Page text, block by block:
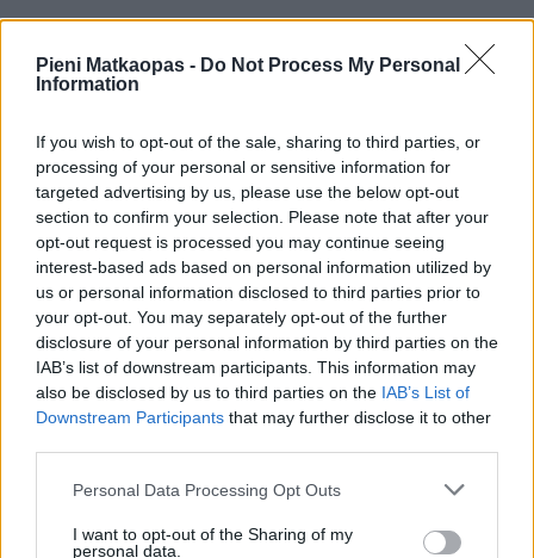
Pieni Matkaopas - Do Not Process My Personal
Information
If you wish to opt-out of the sale, sharing to third parties, or
processing of your personal or sensitive information for
targeted advertising by us, please use the below opt-out
section to confirm your selection. Please note that after your
opt-out request is processed you may continue seeing
interest-based ads based on personal information utilized by
us or personal information disclosed to third parties prior to
your opt-out. You may separately opt-out of the further
disclosure of your personal information by third parties on the
IAB’s list of downstream participants. This information may
also be disclosed by us to third parties on the IAB’s List of
Downstream Participants that may further disclose it to other
Personal Data Processing Opt Outs
I want to opt-out of the Sharing of my
personal data.
Sadepäivien määärä heinakuussa
aikaisempina vuosina
17 kpl
17 kpl
11 kpl
22 kpl